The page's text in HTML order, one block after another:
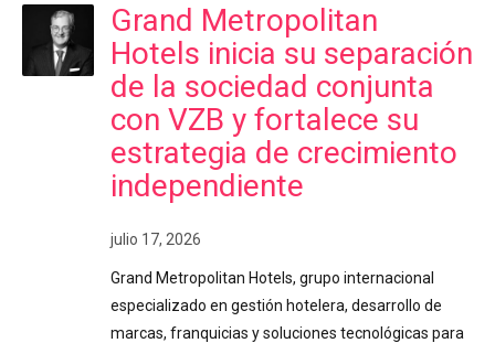
Grand Metropolitan
Hotels inicia su separación
de la sociedad conjunta
con VZB y fortalece su
estrategia de crecimiento
independiente
julio 17, 2026
Grand Metropolitan Hotels, grupo internacional
especializado en gestión hotelera, desarrollo de
marcas, franquicias y soluciones tecnológicas para